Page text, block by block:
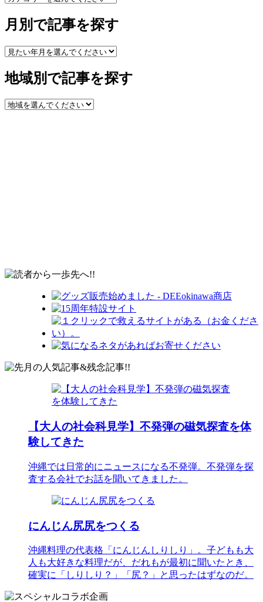
月別で記事を探す
地域別で記事を探す
【大人の社会科見学】不発弾の磁気探査を体
験してきた
沖縄では日常的にニュースになる不発弾。不発弾を探
査する会社でお話を聞いてきました。
にんじん尻尻をつくる
沖縄料理の代表格「にんじんしりしり」。子どもも大
人も大好きな料理だが、だれもが最初に聞いたとき、
確実に「しりしり？」「尻？」と思ったはずなのだ。